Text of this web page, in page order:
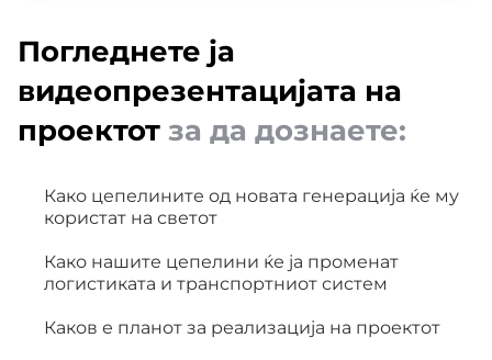
Погледнете ја
видеопрезентацијата на
проектот за да дознаете:
Како цепелините од новата генерација ќе му
користат на светот
Како нашите цепелини ќе ја променат
логистиката и транспортниот систем
Каков е планот за реализација на проектот